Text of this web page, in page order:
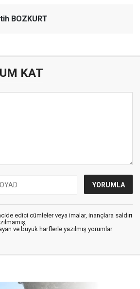
BOZKURT
KAT
edici cümleler veya imalar, inançlara saldırı
ve büyük harflerle yazılmış yorumlar